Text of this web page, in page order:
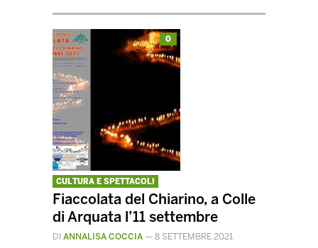
0
CULTURA E SPETTACOLI
Fiaccolata del Chiarino, a Colle
di Arquata l’11 settembre
DI ANNALISA COCCIA — 8 SETTEMBRE 2021